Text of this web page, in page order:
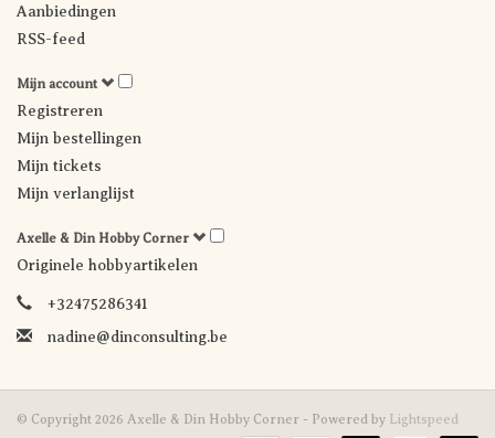
Aanbiedingen
RSS-feed
Mijn account
Registreren
Mijn bestellingen
Mijn tickets
Mijn verlanglijst
Axelle & Din Hobby Corner
Originele hobbyartikelen
+32475286341
nadine@dinconsulting.be
© Copyright 2026 Axelle & Din Hobby Corner - Powered by Lightspeed